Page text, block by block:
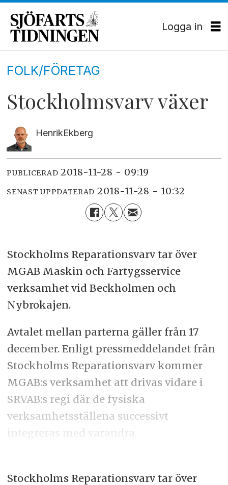
Logga in
FOLK/FÖRETAG
Stockholmsvarv växer
HenrikEkberg
PUBLICERAD 2018-11-28 - 09:19
SENAST UPPDATERAD 2018-11-28 - 10:32
Stockholms Reparationsvarv tar över
MGAB Maskin och Fartygsservice
verksamhet vid Beckholmen och
Nybrokajen.
Avtalet mellan parterna gäller från 17
december. Enligt pressmeddelandet från
Stockholms Reparationsvarv kommer
MGAB:s verksamhet att drivas vidare i
SRVAB:s regi där de fysiska
verksamhetsställena successivt
integreras med varandra.
Stockholms Reparationsvarv tar över